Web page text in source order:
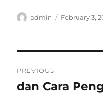
Author
admin
Posted
February 3,
navigation
PREVIOUS
Previous
dan Cara